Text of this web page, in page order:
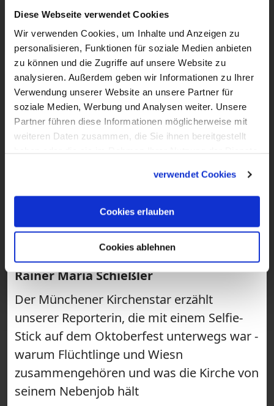
Diese Webseite verwendet Cookies
Wir verwenden Cookies, um Inhalte und Anzeigen zu
personalisieren, Funktionen für soziale Medien anbieten
zu können und die Zugriffe auf unsere Website zu
analysieren. Außerdem geben wir Informationen zu Ihrer
Verwendung unserer Website an unsere Partner für
soziale Medien, Werbung und Analysen weiter. Unsere
Partner führen diese Informationen möglicherweise mit
weiteren Daten zusammen, die Sie ihnen bereitgestellt
verwendet Cookies
Cookies erlauben
Cookies ablehnen
praktische Tipps.
VIDEO
In göttlicher Mission auf dem
Oktoberfest: Rendezvous mit Pfarrer
Rainer Maria Schießler
Der Münchener Kirchenstar erzählt
unserer Reporterin, die mit einem Selfie-
Stick auf dem Oktoberfest unterwegs war -
warum Flüchtlinge und Wiesn
zusammengehören und was die Kirche von
seinem Nebenjob hält